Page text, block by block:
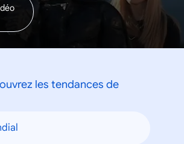
les tendances de